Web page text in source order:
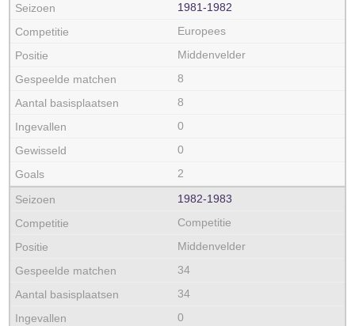
1981‑1982
Europees
Middenvelder
8
8
0
0
2
1982‑1983
Competitie
Middenvelder
34
34
0